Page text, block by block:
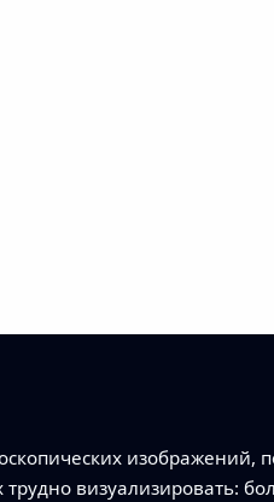
изображений,
визуализировать: